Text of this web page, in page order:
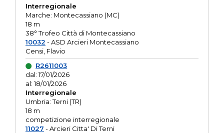
Interregionale
Marche: Montecassiano (MC)
18 m
38° Trofeo Città di Montecassiano
10032 - ASD Arcieri Montecassiano
Censi, Flavio
R2611003
dal: 17/01/2026
al: 18/01/2026
Interregionale
Umbria: Terni (TR)
18 m
competizione interregionale
11027 - Arcieri Citta' Di Terni